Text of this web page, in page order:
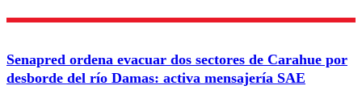
Enviar comentario
Senapred ordena evacuar dos sectores de Carahue por
desborde del río Damas: activa mensajería SAE